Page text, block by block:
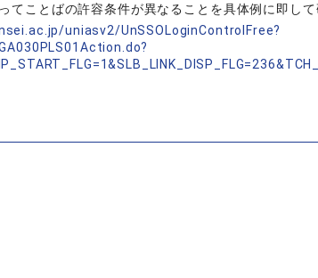
てことばの許容条件が異なることを具体例に即して
uniasv2/UnSSOLoginControlFree?